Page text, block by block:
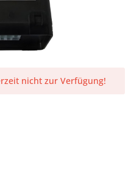
nicht zur Verfügung!